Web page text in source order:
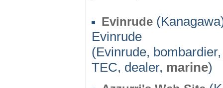
Evinrude
Evinrude
(Evinrude,
TEC, dealer, marine)